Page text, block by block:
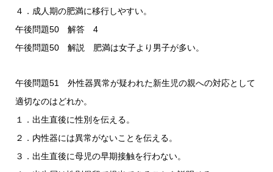
４．成人期の肥満に移行しやすい。
午後問題50 解答 4
午後問題50 解説 肥満は女子より男子が多い。
午後問題51 外性器異常が疑われた新生児の親への対応として
適切なのはどれか。
１．出生直後に性別を伝える。
２．内性器には異常がないことを伝える。
３．出生直後に母児の早期接触を行わない。